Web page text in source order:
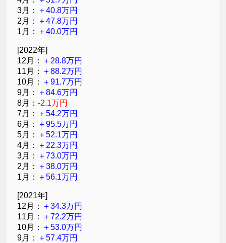
3月： ＋40.8万円
2月： ＋47.8万円
1月： ＋40.0万円
[2022年]
12月： ＋28.8万円
11月： ＋88.2万円
10月： ＋91.7万円
9月： ＋84.6万円
8月：-2.1万円
7月： ＋54.2万円
6月： ＋95.5万円
5月： ＋52.1万円
4月： ＋22.3万円
3月： ＋73.0万円
2月： ＋38.0万円
1月： ＋56.1万円
[2021年]
12月： ＋34.3万円
11月： ＋72.2万円
10月： ＋53.0万円
9月： ＋57.4万円